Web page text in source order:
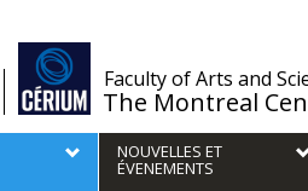
Faculty of Arts and
The Montreal
NOUVELLES ET
ÉVENEMENTS